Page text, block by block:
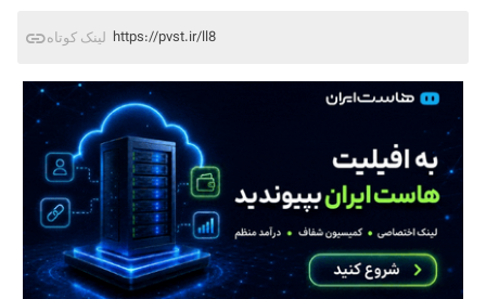
لینک کوتاه https://pvst.ir/ll8